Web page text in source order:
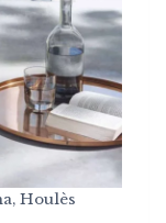
Houlès